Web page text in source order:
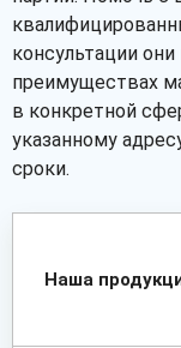
консультации
преимуществах
в конкретной
указанному
сроки.
Наша